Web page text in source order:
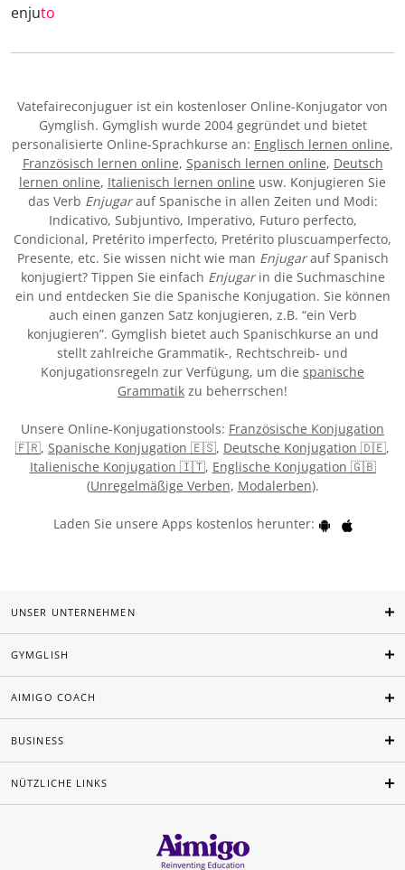
enjuto
Vatefaireconjuguer ist ein kostenloser Online-Konjugator von
Gymglish. Gymglish wurde 2004 gegründet und bietet
personalisierte Online-Sprachkurse an: Englisch lernen online,
Französisch lernen online, Spanisch lernen online, Deutsch
lernen online, Italienisch lernen online usw. Konjugieren Sie
das Verb Enjugarauf Spanische in allen Zeiten und Modi:
Indicativo, Subjuntivo, Imperativo, Futuro perfecto,
Condicional, Pretérito imperfecto, Pretérito pluscuamperfecto,
Presente, etc. Sie wissen nicht wie man Enjugarauf Spanisch
konjugiert? Tippen Sie einfach Enjugarin die Suchmaschine
ein und entdecken Sie die Spanische Konjugation. Sie können
auch einen ganzen Satz konjugieren, z.B. “ein Verb
konjugieren”. Gymglish bietet auch Spanischkurse an und
stellt zahlreiche Grammatik-, Rechtschreib- und
Konjugationsregeln zur Verfügung, um die spanische
Grammatik zu beherrschen!
Unsere Online-Konjugationstools: Französische Konjugation
🇫🇷, Spanische Konjugation 🇪🇸, Deutsche Konjugation 🇩🇪,
Italienische Konjugation 🇮🇹, Englische Konjugation 🇬🇧
(Unregelmäßige Verben, Modalerben).
Laden Sie unsere Apps kostenlos herunter:
UNSER UNTERNEHMEN
GYMGLISH
AIMIGO COACH
BUSINESS
NÜTZLICHE LINKS